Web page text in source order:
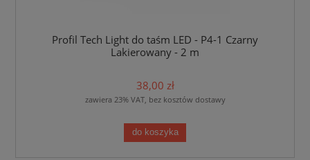
Profil Tech Light do taśm LED - P4-1 Czarny
Lakierowany - 2 m
38,00 zł
zawiera 23% VAT, bez kosztów dostawy
do koszyka